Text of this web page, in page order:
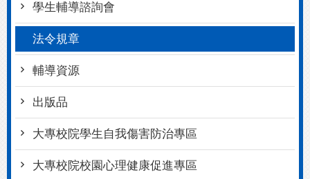
學生輔導諮詢會
法令規章
輔導資源
出版品
大專校院學生自我傷害防治專區
大專校院校園心理健康促進專區